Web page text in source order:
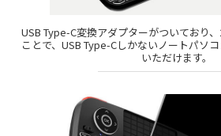
USB Type-C変換アダプターがついており
ことで、USB Type-Cしかないノートパソ
いただけます。